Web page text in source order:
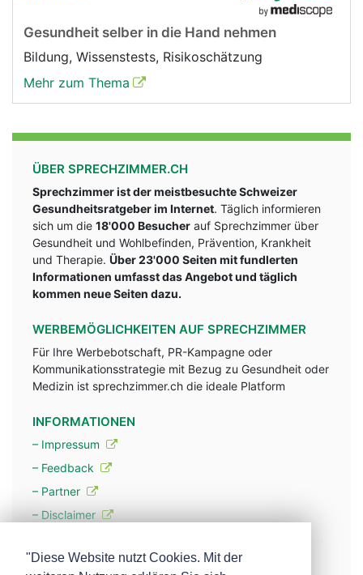
Gesundheit selber in die Hand nehmen
Bildung, Wissenstests, Risikoschätzung
Mehr zum Thema
ÜBER SPRECHZIMMER.CH
Sprechzimmer ist der meistbesuchte Schweizer
Gesundheitsratgeber im Internet. Täglich informieren
sich um die 18'000 Besucher auf Sprechzimmer über
Gesundheit und Wohlbefinden, Prävention, Krankheit
und Therapie. Über 23'000 Seiten mit fundlerten
Informationen umfasst das Angebot und täglich
kommen neue Seiten dazu.
WERBEMÖGLICHKEITEN AUF SPRECHZIMMER
Für Ihre Werbebotschaft, PR-Kampagne oder
Kommunikationsstrategie mit Bezug zu Gesundheit oder
Medizin ist sprechzimmer.ch die ideale Platform
INFORMATIONEN
– Impressum
– Feedback
– Partner
– Disclaimer
"Diese Website nutzt Cookies. Mit der